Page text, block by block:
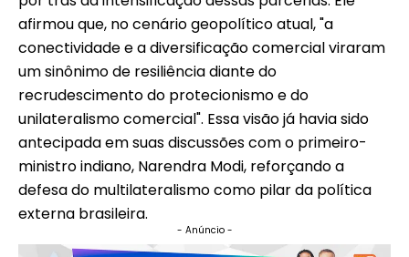
afirmou que, no cenário geopolítico atual, "a
conectividade e a diversificação comercial viraram
um sinônimo de resiliência diante do
recrudescimento do protecionismo e do
unilateralismo comercial". Essa visão já havia sido
antecipada em suas discussões com o primeiro-
ministro indiano, Narendra Modi, reforçando a
defesa do multilateralismo como pilar da política
externa brasileira.
- Anúncio -